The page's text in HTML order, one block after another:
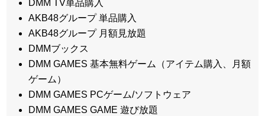
DMM TV単品購入
AKB48グループ 単品購入
AKB48グループ 月額見放題
DMMブックス
DMM GAMES 基本無料ゲーム（アイテム購入、月額
ゲーム）
DMM GAMES PCゲーム/ソフトウェア
DMM GAMES GAME 遊び放題